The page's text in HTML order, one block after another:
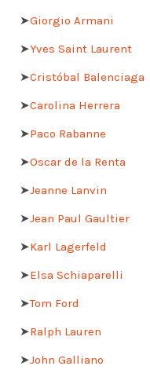
➤Giorgio Armani
➤Yves Saint Laurent
➤Cristóbal Balenciaga
➤Carolina Herrera
➤Paco Rabanne
➤Oscar de la Renta
➤Jeanne Lanvin
➤Jean Paul Gaultier
➤Karl Lagerfeld
➤Elsa Schiaparelli
➤Tom Ford
➤Ralph Lauren
➤John Galliano